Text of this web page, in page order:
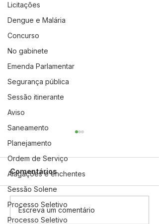
Licitações
Dengue e Malária
Concurso
No gabinete
Emenda Parlamentar
Segurança pública
Sessão itinerante
Aviso
Saneamento
Planejamento
Ordem de Serviço
Alagações e enchentes
Sessão Solene
Processo Seletivo
Processo Seletivo
Desfile cívico resgata
origens e celebra o
Comentários
Escreva um comentário